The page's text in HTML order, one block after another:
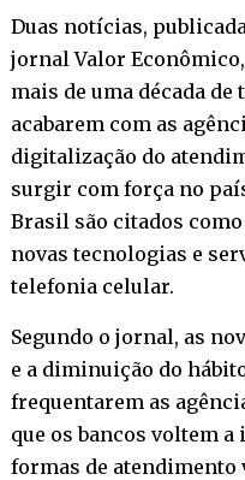
Duas notícias,
jornal Valor
mais de uma década
acabarem com as
digitalização do
surgir com força no
Brasil são citados
novas tecnologias e
telefonia celular.
Segundo o jornal, as
e a diminuição do
frequentarem as
que os bancos voltem
formas de atendimento